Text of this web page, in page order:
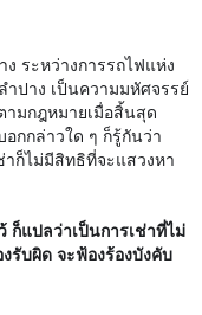
ระหว่างการรถไฟแห่ง
ำปาง เป็นความมหัศจรรย์
ามกฎหมายเมื่อสิ้นสุด
อกกล่าวใด ๆ ก็รู้กันว่า
ก็ไม่มีสิทธิที่จะแสวงหา
ก็แปลว่าเป็นการเช่าที่ไม่
รับผิด จะฟ้องร้องบังคับ